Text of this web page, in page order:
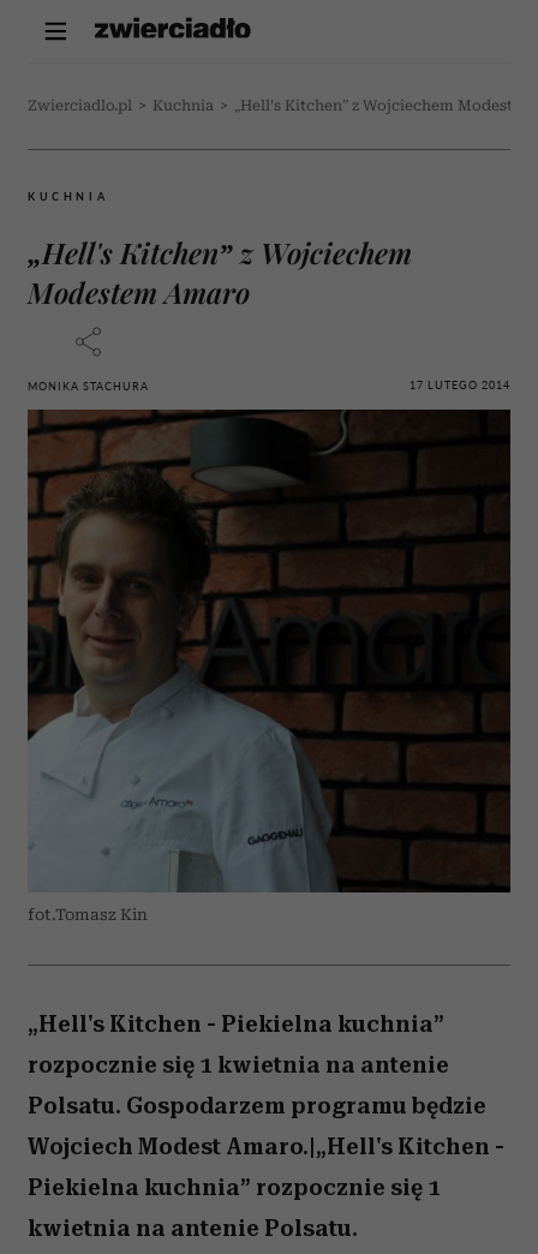
Zwierciadlo.pl > Kuchnia > „Hell's Kitchen” z Wojciechem
KUCHNIA
„Hell's Kitchen” z Wojciechem
Modestem Amaro
MONIKA STACHURA 17 LUTEGO 2014
fot.Tomasz Kin
„Hell's Kitchen - Piekielna kuchnia”
rozpocznie się 1 kwietnia na antenie
Polsatu. Gospodarzem programu będzie
Wojciech Modest Amaro.|„Hell's Kitchen -
Piekielna kuchnia” rozpocznie się 1
kwietnia na antenie Polsatu.